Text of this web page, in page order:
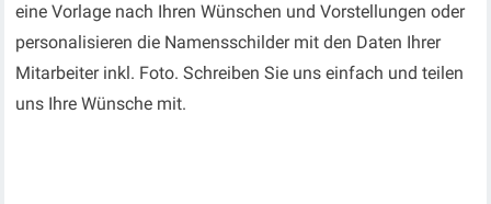
eine Vorlage nach Ihren Wünschen und Vorstellungen oder
personalisieren die Namensschilder mit den Daten Ihrer
Mitarbeiter inkl. Foto. Schreiben Sie uns einfach und teilen
uns Ihre Wünsche mit.